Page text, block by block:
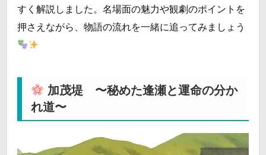
すく解説しました。名場面の魅力や観劇のポイントを
押さえながら、物語の流れを一緒に追ってみましょう
加茂堤 〜秘めた逢瀬と運命の分か
れ道〜